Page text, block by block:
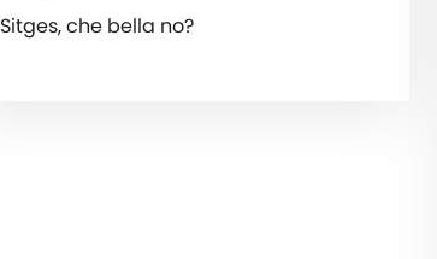
Sitges, che bella no?